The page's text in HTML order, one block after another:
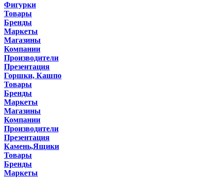
Фигурки
Товары
Бренды
Маркеты
Магазины
Компании
Производители
Презентация
Горшки, Кашпо
Товары
Бренды
Маркеты
Магазины
Компании
Производители
Презентация
Камень,Ящики
Товары
Бренды
Маркеты